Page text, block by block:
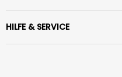
HILFE & SERVICE